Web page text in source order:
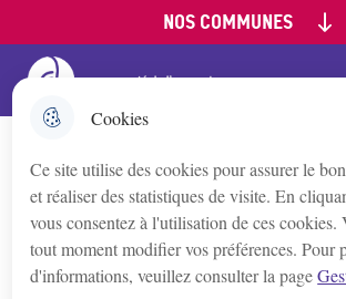
Cookies
Ce site utilise des cookies pour assurer le
et réaliser des statistiques de visite. En
vous consentez à l'utilisation de ces cookies.
tout moment modifier vos préférences. Pour
d'informations, veuillez consulter la page
au
menu
Aller à la
Aller au
contenu
NOS COMMUNES
Appoigny
Augy
Auxerre
Développement
Accueil